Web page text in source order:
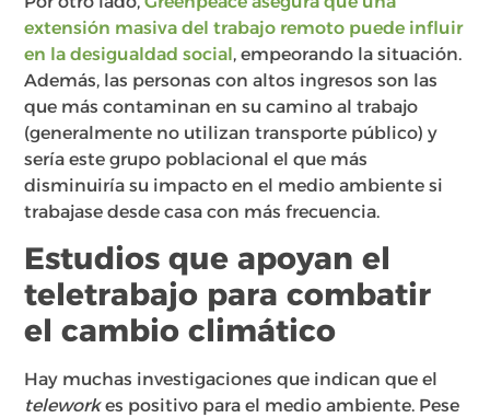
extensión masiva del trabajo remoto puede influir
en la desigualdad social, empeorando la situación.
Además, las personas con altos ingresos son las
que más contaminan en su camino al trabajo
(generalmente no utilizan transporte público) y
sería este grupo poblacional el que más
disminuiría su impacto en el medio ambiente si
trabajase desde casa con más frecuencia.
Estudios que apoyan el
teletrabajo para combatir
el cambio climático
Hay muchas investigaciones que indican que el
teleworkes positivo para el medio ambiente. Pese